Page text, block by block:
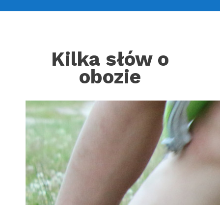
Kilka słów o
obozie